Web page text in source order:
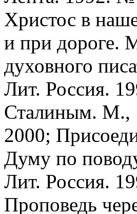
Христос в
и при дороге.
духовного
Лит. Россия.
Сталиным. М.,
2000;
Думу по
Лит. Россия.
Проповедь